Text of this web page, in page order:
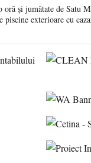
oră și jumătate de Satu
piscine exterioare cu
escapadă de vară